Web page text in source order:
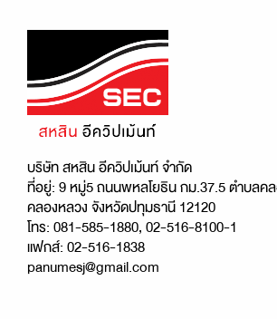
บริษัท สหสิน อีควิปเม้นท์ จำกัด
ที่อยู่: 9 หมู่5 ถนนพหลโยธิน กม.37.5 ตำบลค
คลองหลวง จังหวัดปทุมธานี 12120
โทร: 081-585-1880, 02-516-8100-1
แฟกส์: 02-516-1838
panumesj@gmail.com